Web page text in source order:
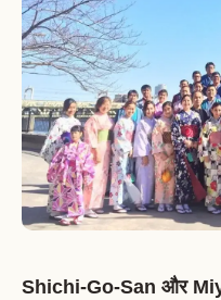
Shichi-Go-San और